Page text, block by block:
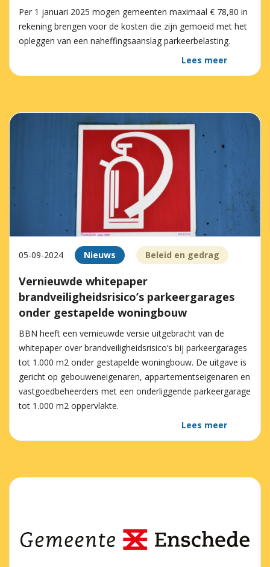
Per 1 januari 2025 mogen gemeenten maximaal € 78,80 in
rekening brengen voor de kosten die zijn gemoeid met het
opleggen van een naheffingsaanslag parkeerbelasting.
Lees meer
05-09-2024 Nieuws Beleid en gedrag
Vernieuwde whitepaper
brandveiligheidsrisico’s parkeergarages
onder gestapelde woningbouw
BBN heeft een vernieuwde versie uitgebracht van de
whitepaper over brandveiligheidsrisico’s bij parkeergarages
tot 1.000 m2 onder gestapelde woningbouw. De uitgave is
gericht op gebouweneigenaren, appartementseigenaren en
vastgoedbeheerders met een onderliggende parkeergarage
tot 1.000 m2 oppervlakte.
Lees meer